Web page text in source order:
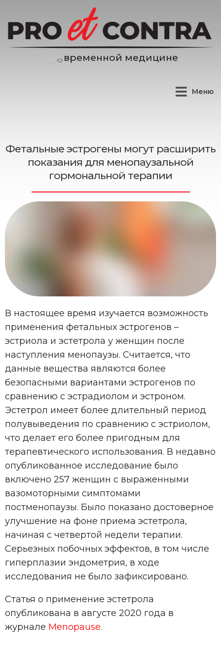
е нной медицине
Меню
Фетальные эстрогены могут расширить
показания для менопаузальной
гормональной терапии
В настоящее время изучается возможность
применения фетальных эстрогенов –
эстриола и эстетрола у женщин после
наступления менопаузы. Считается, что
данные вещества являются более
безопасными вариантами эстрогенов по
сравнению с эстрадиолом и эстроном.
Эстетрол имеет более длительный период
полувыведения по сравнению с эстриолом,
что делает его более пригодным для
терапевтического использования. В недавно
опубликованное исследование было
включено 257 женщин с выраженными
вазомоторными симптомами
постменопаузы. Было показано достоверное
улучшение на фоне приема эстетрола,
начиная с четвертой недели терапии.
Серьезных побочных эффектов, в том числе
гиперплазии эндометрия, в ходе
исследования не было зафиксировано.
Статья о применение эстетрола
опубликована в августе 2020 года в
журнале Menopause.